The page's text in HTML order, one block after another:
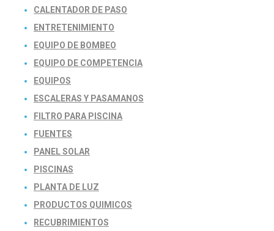
CALENTADOR DE PASO
ENTRETENIMIENTO
EQUIPO DE BOMBEO
EQUIPO DE COMPETENCIA
EQUIPOS
ESCALERAS Y PASAMANOS
FILTRO PARA PISCINA
FUENTES
PANEL SOLAR
PISCINAS
PLANTA DE LUZ
PRODUCTOS QUIMICOS
RECUBRIMIENTOS